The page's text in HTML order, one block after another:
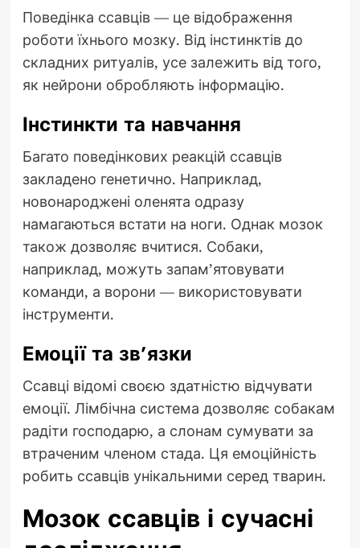
Поведінка ссавців — це відображення
роботи їхнього мозку. Від інстинктів до
складних ритуалів, усе залежить від того,
як нейрони обробляють інформацію.
Інстинкти та навчання
Багато поведінкових реакцій ссавців
закладено генетично. Наприклад,
новонароджені оленята одразу
намагаються встати на ноги. Однак мозок
також дозволяє вчитися. Собаки,
наприклад, можуть запам’ятовувати
команди, а ворони — використовувати
інструменти.
Емоції та зв’язки
Ссавці відомі своєю здатністю відчувати
емоції. Лімбічна система дозволяє собакам
радіти господарю, а слонам сумувати за
втраченим членом стада. Ця емоційність
робить ссавців унікальними серед тварин.
Мозок ссавців і сучасні